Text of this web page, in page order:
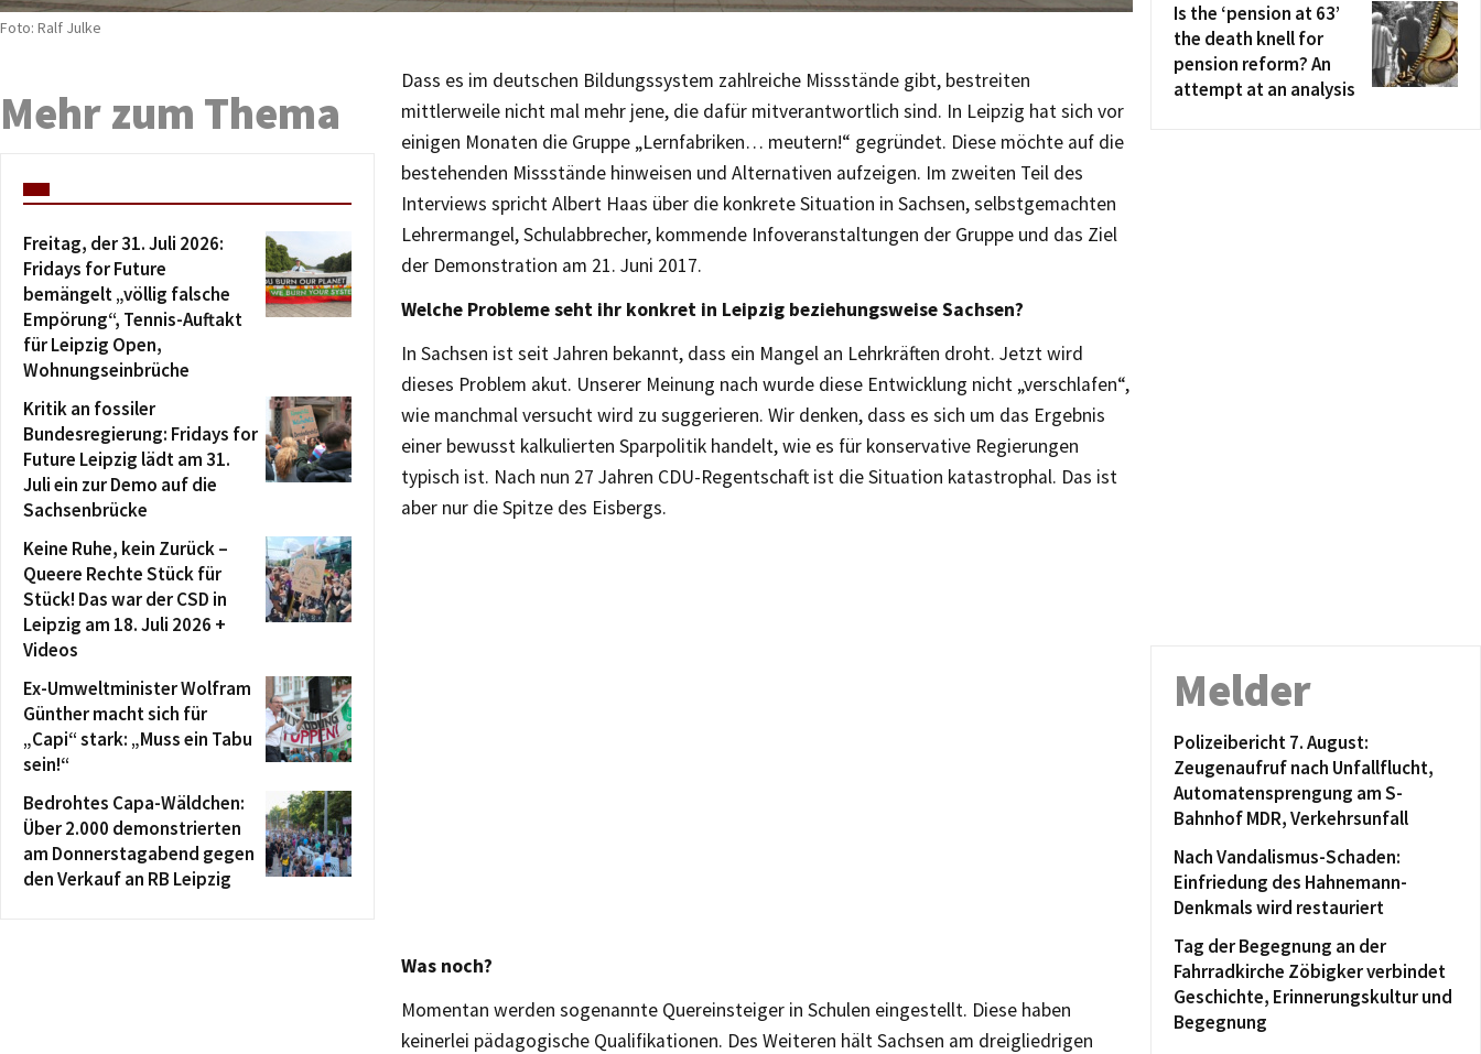
Foto: Ralf Julke
Dass es im deutschen Bildungssystem zahlreiche Missstände gibt, bestreiten
mittlerweile nicht mal mehr jene, die dafür mitverantwortlich sind. In Leipzig hat sich vor
einigen Monaten die Gruppe „Lernfabriken… meutern!“ gegründet. Diese möchte auf die
bestehenden Missstände hinweisen und Alternativen aufzeigen. Im zweiten Teil des
Interviews spricht Albert Haas über die konkrete Situation in Sachsen, selbstgemachten
Lehrermangel, Schulabbrecher, kommende Infoveranstaltungen der Gruppe und das Ziel
der Demonstration am 21. Juni 2017.
Welche Probleme seht ihr konkret in Leipzig beziehungsweise Sachsen?
In Sachsen ist seit Jahren bekannt, dass ein Mangel an Lehrkräften droht. Jetzt wird
dieses Problem akut. Unserer Meinung nach wurde diese Entwicklung nicht „verschlafen“,
wie manchmal versucht wird zu suggerieren. Wir denken, dass es sich um das Ergebnis
einer bewusst kalkulierten Sparpolitik handelt, wie es für konservative Regierungen
typisch ist. Nach nun 27 Jahren CDU-Regentschaft ist die Situation katastrophal. Das ist
aber nur die Spitze des Eisbergs.
Was noch?
Momentan werden sogenannte Quereinsteiger in Schulen eingestellt. Diese haben
keinerlei pädagogische Qualifikationen. Des Weiteren hält Sachsen am dreigliedrigen
Mehr zum Thema
Freitag, der 31. Juli 2026:
Fridays for Future
bemängelt „völlig falsche
Empörung“, Tennis-Auftakt
für Leipzig Open,
Wohnungseinbrüche
Kritik an fossiler
Bundesregierung: Fridays for
Future Leipzig lädt am 31.
Juli ein zur Demo auf die
Sachsenbrücke
Keine Ruhe, kein Zurück –
Queere Rechte Stück für
Stück! Das war der CSD in
Leipzig am 18. Juli 2026 +
Videos
Ex-Umweltminister Wolfram
Günther macht sich für
„Capi“ stark: „Muss ein Tabu
sein!“
Bedrohtes Capa-Wäldchen:
Über 2.000 demonstrierten
am Donnerstagabend gegen
den Verkauf an RB Leipzig
Is the ‘pension at 63’
the death knell for
pension reform? An
attempt at an analysis
Melder
Polizeibericht 7. August:
Zeugenaufruf nach Unfallflucht,
Automatensprengung am S-
Bahnhof MDR, Verkehrsunfall
Nach Vandalismus-Schaden:
Einfriedung des Hahnemann-
Denkmals wird restauriert
Tag der Begegnung an der
Fahrradkirche Zöbigker verbindet
Geschichte, Erinnerungskultur und
Begegnung